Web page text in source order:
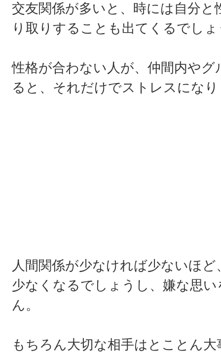
交友関係が多いと、時には自分
り取りすることも出てくるでし
性格が合わない人が、仲間内や
ると、それだけでストレスにな
人間関係が少なければ少ないほ
少なくなるでしょうし、嫌な思
ん。
もちろん大切な相手はとことん